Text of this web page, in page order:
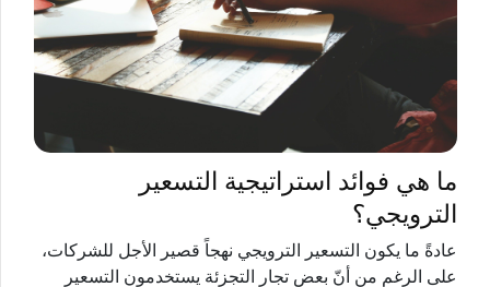
ما هي فوائد استراتيجية التسعير
الترويجي؟
عادةً ما يكون التسعير الترويجي نهجاً قصير الأجل للشركات،
على الرغم من أنّ بعض تجار التجزئة يستخدمون التسعير